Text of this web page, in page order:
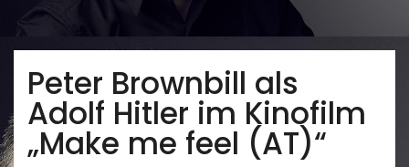
Peter Brownbill als
Adolf Hitler im Kinofilm
„Make me feel (AT)“